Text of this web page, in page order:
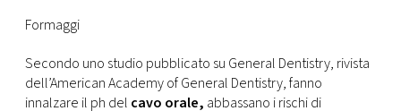
Formaggi
Secondo uno studio pubblicato su General Dentistry, rivista
dell’American Academy of General Dentistry, fanno
innalzare il ph del cavo orale, abbassano i rischi di